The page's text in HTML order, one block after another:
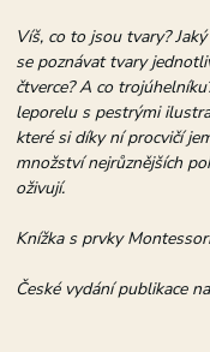
Víš, co to jsou tvary?
se poznávat tvary
čtverce? A co
leporelu s pestrými
které si díky ní procvičí
množství nejrůznějších
oživují.
Knížka s prvky
České vydání publikace